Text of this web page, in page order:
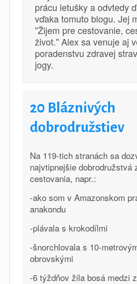
prácu letušky a odvtedy
vďaka tomuto blogu. Jej
''Žijem pre cestovanie,
život.'' Alex sa venuje aj
poradenstvu zdravej
jogy.
20 Bláznivých
dobrodružstiev
Na 119-tich stranách sa
najvtipnejšie dobrodružstvá
cestovania, napr.:
-ako som v Amazonskom
anakondu
-plávala s krokodílmi
-šnorchlovala s 10-
obrovskými
-6 týždňov žila bosá medzi